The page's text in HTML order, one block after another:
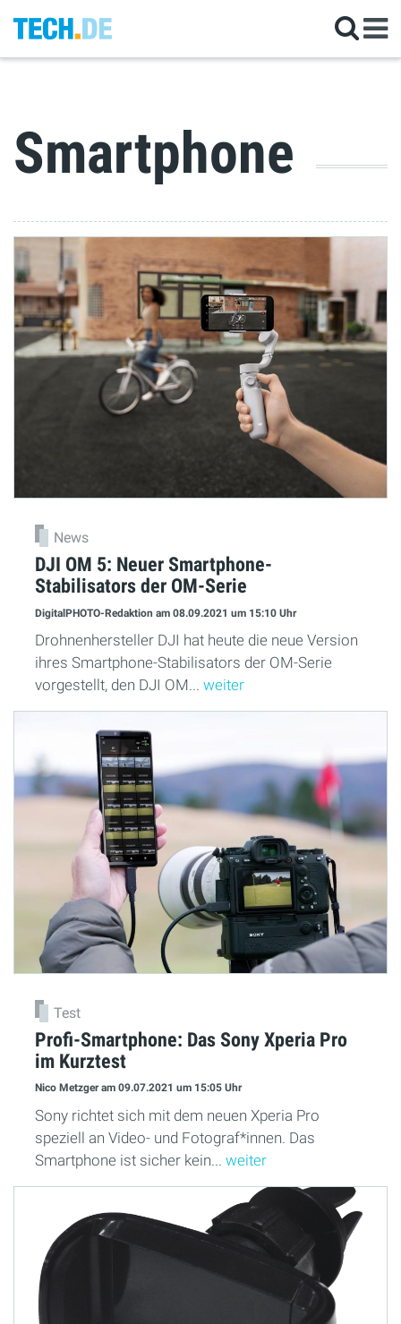
Smartphone
News
DJI OM 5: Neuer Smartphone-
Stabilisators der OM-Serie
DigitalPHOTO-Redaktion am 08.09.2021 um 15:10 Uhr
Drohnenhersteller DJI hat heute die neue Version
ihres Smartphone-Stabilisators der OM-Serie
vorgestellt, den DJI OM... weiter
Test
Profi-Smartphone: Das Sony Xperia Pro
im Kurztest
Nico Metzgeram 09.07.2021 um 15:05 Uhr
Sony richtet sich mit dem neuen Xperia Pro
speziell an Video- und Fotograf*innen. Das
Smartphone ist sicher kein... weiter